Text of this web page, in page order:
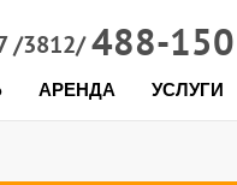
/3812/488-150
АРЕНДА УСЛУГИ